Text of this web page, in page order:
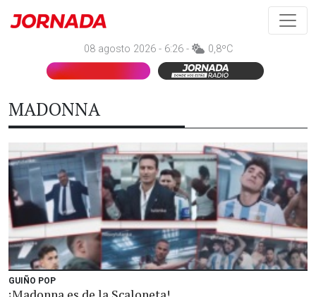
08 agosto 2026 - 6:26 - 0,8ºC
MADONNA
GUIÑO POP